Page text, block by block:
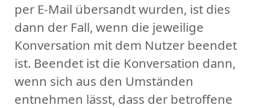
per E-Mail übersandt wurden, ist dies
dann der Fall, wenn die jeweilige
Konversation mit dem Nutzer beendet
ist. Beendet ist die Konversation dann,
wenn sich aus den Umständen
entnehmen lässt, dass der betroffene